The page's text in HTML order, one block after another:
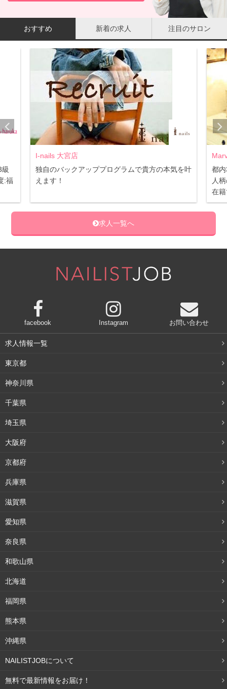
おすすめ 新着の求人 注目のサロン
:福
I-nails 大宮店
独自のバックアッププログラムで貴方の本気を叶
えます！
都
人
在
求人一覧へ
facebook Instagram お問い合わせ
求人情報一覧
東京都
神奈川県
千葉県
埼玉県
大阪府
京都府
兵庫県
滋賀県
愛知県
奈良県
和歌山県
北海道
福岡県
熊本県
沖縄県
NAILISTJOBについて
無料で最新情報をお届け！